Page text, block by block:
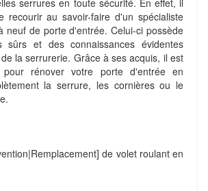
serrures en toute sécurité. En effet, il
recourir au savoir-faire d'un spécialiste
neuf de porte d'entrée. Celui-ci possède
sûrs et des connaissances évidentes
la serrurerie. Grâce à ses acquis, il est
rénover votre porte d'entrée en
la serrure, les cornières ou le
de volet roulant en